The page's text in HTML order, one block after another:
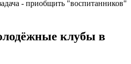
- приобщить "воспитанников"
клубы в